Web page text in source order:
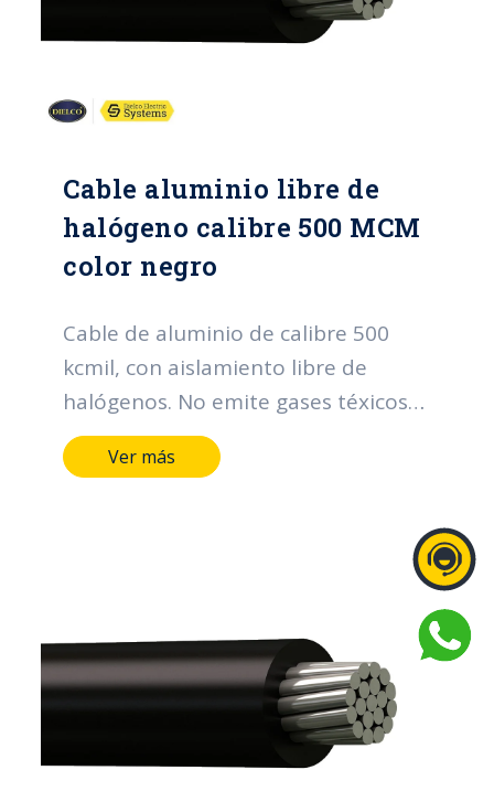
Cable aluminio libre de
halógeno calibre 500 MCM
color negro
Cable de aluminio de calibre 500
kcmil, con aislamiento libre de
halógenos. No emite gases téxicos
en caso de incendio.
Ver más